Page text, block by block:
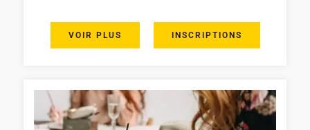
VOIR PLUS INSCRIPTIONS